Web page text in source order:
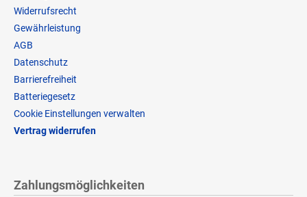
Widerrufsrecht
Gewährleistung
AGB
Datenschutz
Barrierefreiheit
Batteriegesetz
Cookie Einstellungen verwalten
Vertrag widerrufen
Zahlungsmöglichkeiten